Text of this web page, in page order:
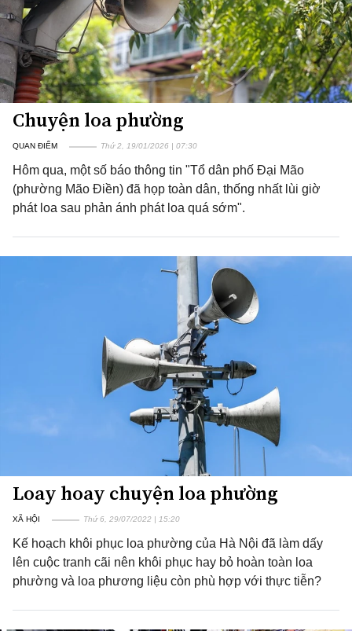
Chuyện loa phường
QUAN ĐIỂM Thứ 2, 19/01/2026 | 07:30
Hôm qua, một số báo thông tin "Tổ dân phố Đại Mão
(phường Mão Điền) đã họp toàn dân, thống nhất lùi giờ
phát loa sau phản ánh phát loa quá sớm".
Loay hoay chuyện loa phường
XÃ HỘI Thứ 6, 29/07/2022 | 15:20
Kế hoạch khôi phục loa phường của Hà Nội đã làm dấy
lên cuộc tranh cãi nên khôi phục hay bỏ hoàn toàn loa
phường và loa phương liệu còn phù hợp với thực tiễn?